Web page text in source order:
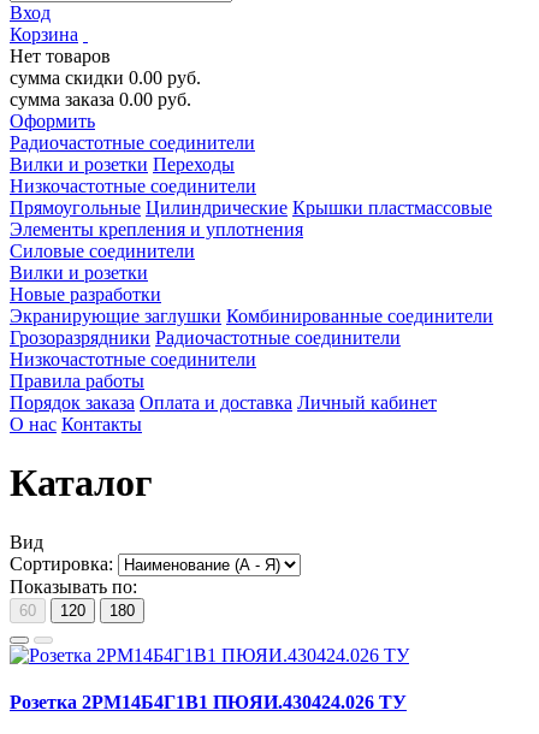
Вход
Корзина
Нет товаров
сумма скидки 0.00 руб.
сумма заказа 0.00 руб.
Оформить
Радиочастотные соединители
Вилки и розетки Переходы
Низкочастотные соединители
Прямоугольные Цилиндрические Крышки пластмассовые
Элементы крепления и уплотнения
Силовые соединители
Вилки и розетки
Новые разработки
Экранирующие заглушки Комбинированные соединители
Грозоразрядники Радиочастотные соединители
Низкочастотные соединители
Правила работы
Порядок заказа Оплата и доставка Личный кабинет
О нас Контакты
Каталог
Вид
Сортировка:
Показывать по:
60 120 180
Розетка 2РМ14Б4Г1В1 ПЮЯИ.430424.026 ТУ